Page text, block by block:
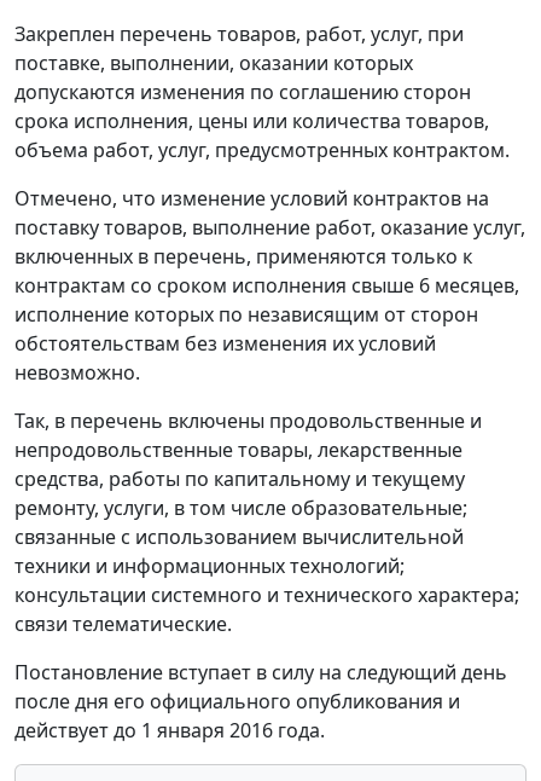
Закреплен перечень товаров, работ, услуг, при
поставке, выполнении, оказании которых
допускаются изменения по соглашению сторон
срока исполнения, цены или количества товаров,
объема работ, услуг, предусмотренных контрактом.
Отмечено, что изменение условий контрактов на
поставку товаров, выполнение работ, оказание услуг,
включенных в перечень, применяются только к
контрактам со сроком исполнения свыше 6 месяцев,
исполнение которых по независящим от сторон
обстоятельствам без изменения их условий
невозможно.
Так, в перечень включены продовольственные и
непродовольственные товары, лекарственные
средства, работы по капитальному и текущему
ремонту, услуги, в том числе образовательные;
связанные с использованием вычислительной
техники и информационных технологий;
консультации системного и технического характера;
связи телематические.
Постановление вступает в силу на следующий день
после дня его официального опубликования и
действует до 1 января 2016 года.